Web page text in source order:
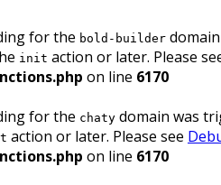
for the bold-builder
init action or later. Please
on line 6170
for the chaty domain was
action or later. Please see
on line 6170